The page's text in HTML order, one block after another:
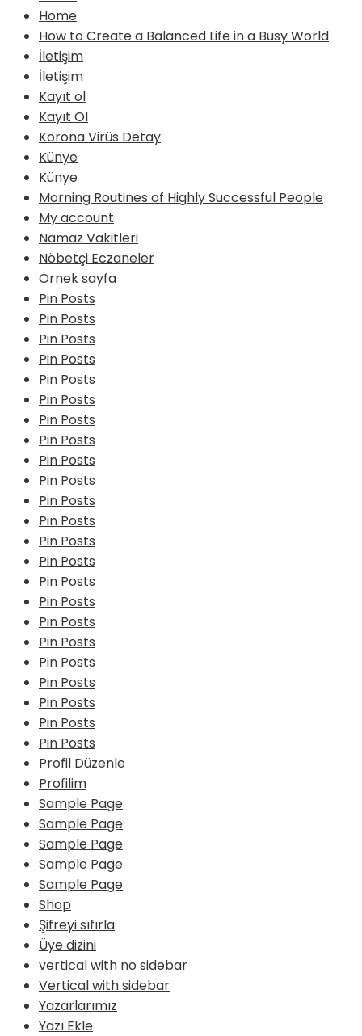
Home
How to Create a Balanced Life in a Busy World
İletişim
İletişim
Kayıt ol
Kayıt Ol
Korona Virüs Detay
Künye
Künye
Morning Routines of Highly Successful People
My account
Namaz Vakitleri
Nöbetçi Eczaneler
Örnek sayfa
Pin Posts
Pin Posts
Pin Posts
Pin Posts
Pin Posts
Pin Posts
Pin Posts
Pin Posts
Pin Posts
Pin Posts
Pin Posts
Pin Posts
Pin Posts
Pin Posts
Pin Posts
Pin Posts
Pin Posts
Pin Posts
Pin Posts
Pin Posts
Pin Posts
Pin Posts
Pin Posts
Profil Düzenle
Profilim
Sample Page
Sample Page
Sample Page
Sample Page
Sample Page
Shop
Şifreyi sıfırla
Üye dizini
vertical with no sidebar
Vertical with sidebar
Yazarlarımız
Yazı Ekle